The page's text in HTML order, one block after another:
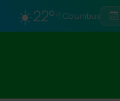
☀️22° Columbus